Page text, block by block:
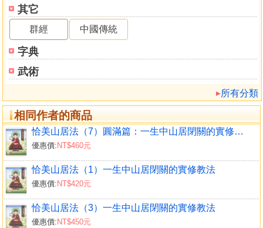
其它
群經 中國傳統
字典
武術
所有分類
相同作者的商品
恰美山居法（7）圓滿篇：一生中山居閉關的實修教法
優惠價: NT$460元
恰美山居法（1）一生中山居閉關的實修教法
優惠價: NT$420元
恰美山居法（3）一生中山居閉關的實修教法
優惠價: NT$450元
即使是順緣不具足，內心的惰性又很強烈的人，讀了此
書也可以確定他已經趨入了正確的菩提道中，此教法對他的
心一定會有幫助。
無論如何，《恰美山居法》所開示的教法都能利益閱讀
此書的人，引領他進入菩提道，看到這個教法的行者都會充
滿喜悅，「見者微笑」，這也是佛陀教法的殊勝處。
■中文版第一次發行，《恰美山居法》系列第二集
2013年《恰美山居法》第一集上市即受到熱烈迴響，本
系列是證果的實修指引，恰美仁波切當年講述時特別交代，
後世如果要作此教法之講述，一定要確保教法從始至終講授
圓滿，如果無法圓滿就不可以開始。
本系列講述者堪布卡塔仁波切完整的獲得口訣教誡的口
傳傳承，也完全依照恰美仁波切之指示，分章講授，逐段釋
義，英文的部分已於西元2003年於美國講述圓滿，開示分四
次發行。中文也於西元2007年傳授圓滿，預計發行六冊。
2013年出版中文版第一集，本書為中文版系列第二集，是